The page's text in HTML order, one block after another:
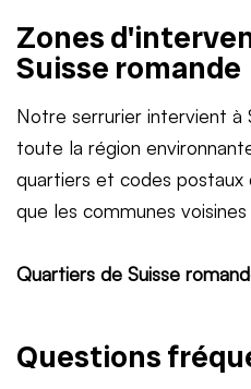
Zones
Suisse romande
Notre serrurier intervient à
toute la région
quartiers et codes postaux
que les communes voisines
Quartiers de Suisse
Questions